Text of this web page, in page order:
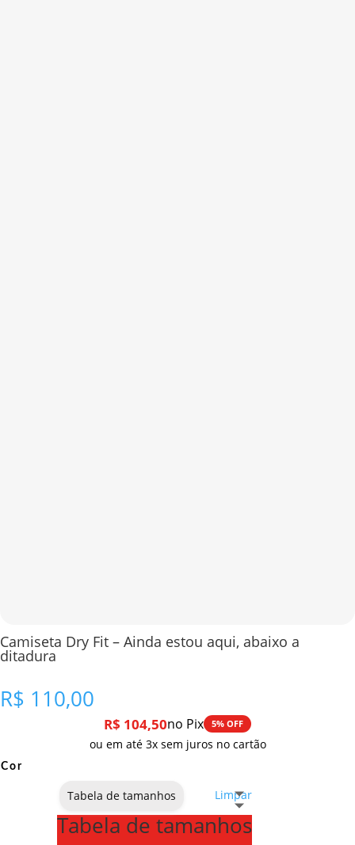
Camiseta Dry Fit – Ainda estou aqui, abaixo a
ditadura
R$ 110,00
R$ 104,50no Pix 5% OFF
ou em até 3x sem juros no cartão
Cor
Limpar
Tabela de tamanhos
Tabela de tamanhos